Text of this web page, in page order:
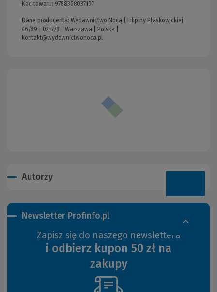
Kod towaru: 9788368037197
Dane producenta: Wydawnictwo Nocą | Filipiny Płaskowickiej
46/89 | 02-778 | Warszawa | Polska |
kontakt@wydawnictwonoca.pl
Autorzy
Newsletter Profinfo.pl
Zapisz się do naszego newslettera
i odbierz kupon 50 zł na
zakupy